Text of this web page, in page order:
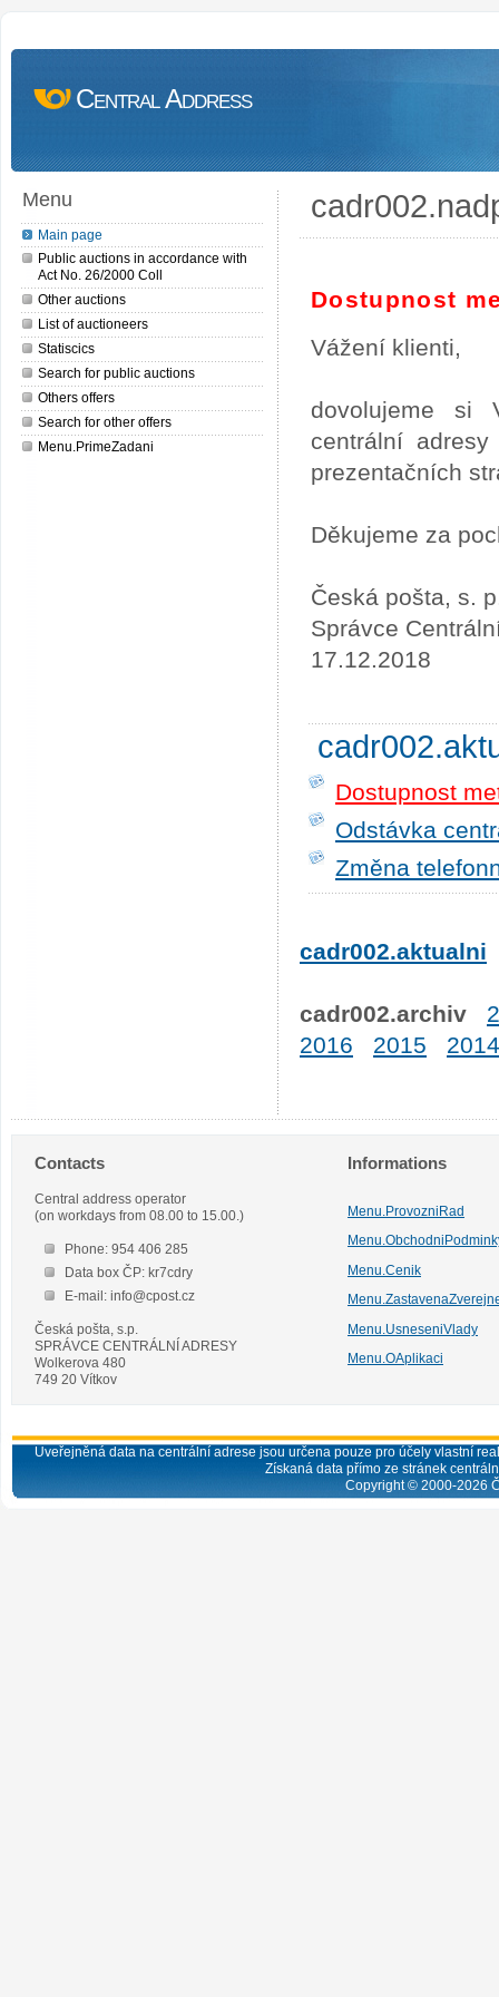
Central Address
Menu
Main page
Public auctions in accordance with
Act No. 26/2000 Coll
Other auctions
List of auctioneers
Statiscics
Search for public auctions
Others offers
Search for other offers
Menu.PrimeZadani
Dostupnost
Vážení klienti,
dovolujeme si
centrální
prezentačních
Děkujeme za
Česká pošta, s.
Správce
17.12.2018
Dostupnost
Odstávka
Změna
cadr002.aktualni
cadr002.archiv
2016
2015 2014
Contacts
Central address operator
(on workdays from 08.00 to 15.00.)
Phone: 954 406 285
Data box ČP: kr7cdry
E-mail: info@cpost.cz
Česká pošta, s.p.
SPRÁVCE CENTRÁLNÍ ADRESY
Wolkerova 480
749 20 Vítkov
Informations
Menu.ProvozniRad
Menu.Cenik
Menu.UsneseniVlady
Menu.OAplikaci
Uveřejněná data na centrální adrese jsou určena pouze pro účely vlastní
Získaná data přímo ze stránek
Copyright © 2000-2026